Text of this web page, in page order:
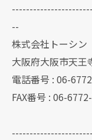
--
株式会社トーシン
大阪府大阪市天王
電話番号 : 06-
FAX番号 : 06-